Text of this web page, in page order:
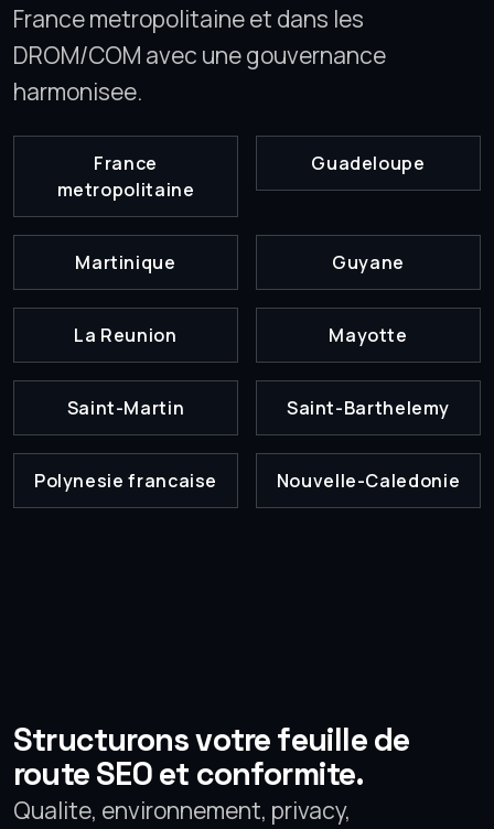
France metropolitaine et dans les
DROM/COM avec une gouvernance
harmonisee.
France
metropolitaine
Guadeloupe
Martinique Guyane
La Reunion Mayotte
Saint-Martin Saint-Barthelemy
Polynesie francaise Nouvelle-Caledonie
Structurons votre feuille de
route SEO et conformite.
Qualite, environnement, privacy,